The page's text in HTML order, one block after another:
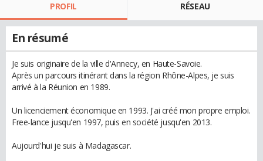
PROFIL RÉSEAU
En résumé
Je suis originaire de la ville d'Annecy, en Haute-Savoie.
Après un parcours itinérant dans la région Rhône-Alpes, je suis
arrivé à la Réunion en 1989.
Un licenciement économique en 1993. J'ai créé mon propre emploi.
Free-lance jusqu'en 1997, puis en société jusqu'en 2013.
Aujourd'hui je suis à Madagascar.